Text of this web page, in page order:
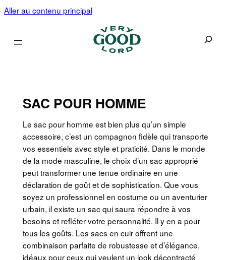
Aller au contenu principal
SAC POUR HOMME
Le sac pour homme est bien plus qu’un simple
accessoire, c’est un compagnon fidèle qui transporte
vos essentiels avec style et praticité. Dans le monde
de la mode masculine, le choix d’un sac approprié
peut transformer une tenue ordinaire en une
déclaration de goût et de sophistication. Que vous
soyez un professionnel en costume ou un aventurier
urbain, il existe un sac qui saura répondre à vos
besoins et refléter votre personnalité. Il y en a pour
tous les goûts. Les sacs en cuir offrent une
combinaison parfaite de robustesse et d’élégance,
idéaux pour ceux qui veulent un look décontracté